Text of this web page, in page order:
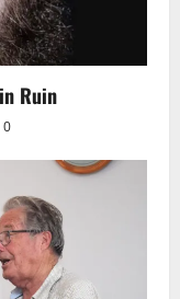
Ruin
0